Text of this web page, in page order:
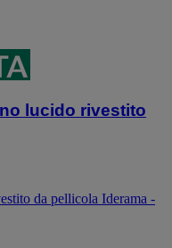
lucido rivestito
da pellicola Iderama -